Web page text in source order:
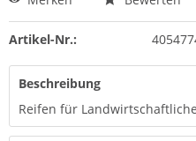
Artikel-Nr.:
Beschreibung
Reifen für